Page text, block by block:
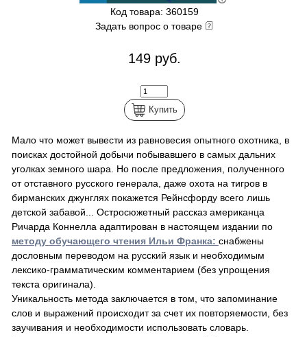
Код товара: 360159
Задать вопрос о товаре
149 руб.
Купить
Мало что может вывести из равновесия опытного охотника, в
поисках достойной добычи побывавшего в самых дальних
уголках земного шара. Но после предложения, полученного
от отставного русского генерала, даже охота на тигров в
бирманских джунглях покажется Рейнсфорду всего лишь
детской забавой... Остросюжетный рассказ американца
Ричарда Коннелла адаптирован в настоящем издании по
методу обучающего чтения Ильи Франка: снабжены
дословным переводом на русский язык и необходимым
лексико-грамматическим комментарием (без упрощения
текста оригинала).
Уникальность метода заключается в том, что запоминание
слов и выражений происходит за счет их повторяемости, без
заучивания и необходимости использовать словарь.